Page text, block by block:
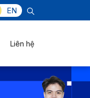
EN
Liên hệ